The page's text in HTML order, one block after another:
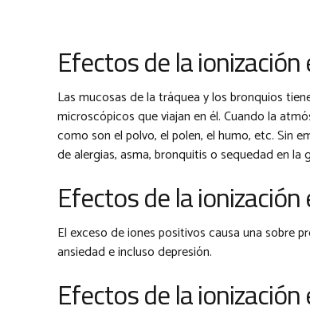
Efectos de la
Las mucosas de la tráquea y los bronquios
microscópicos que viajan en él. Cuando la
como son el polvo, el polen, el humo, etc. Sin
de alergias, asma, bronquitis o sequedad en la
Efectos de la
El exceso de iones positivos causa una sobre
ansiedad e incluso depresión.
Efectos de la